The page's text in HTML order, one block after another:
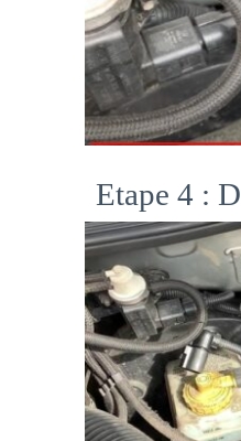
Etape 4 :